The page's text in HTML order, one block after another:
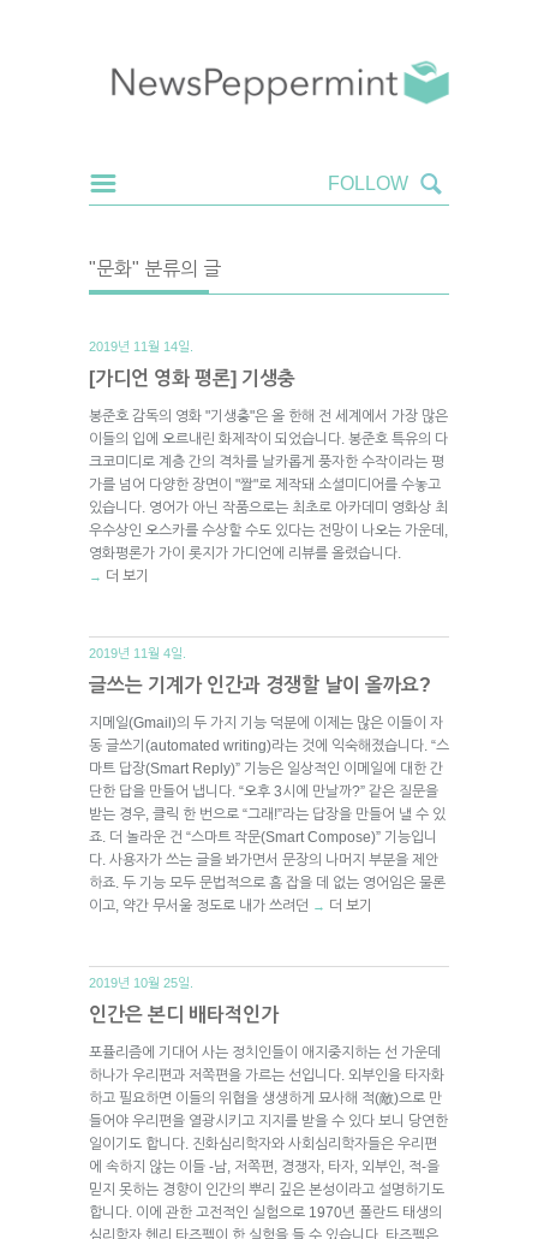
"문화" 분류의 글
2019년 11월 14일.
[가디언 영화 평론] 기생충
봉준호 감독의 영화 "기생충"은 올 한해 전 세계에서 가장 많은
이들의 입에 오르내린 화제작이 되었습니다. 봉준호 특유의 다
크코미디로 계층 간의 격차를 날카롭게 풍자한 수작이라는 평
가를 넘어 다양한 장면이 "짤"로 제작돼 소셜미디어를 수놓고
있습니다. 영어가 아닌 작품으로는 최초로 아카데미 영화상 최
우수상인 오스카를 수상할 수도 있다는 전망이 나오는 가운데,
영화평론가 가이 롯지가 가디언에 리뷰를 올렸습니다.
→ 더 보기
2019년 11월 4일.
글쓰는 기계가 인간과 경쟁할 날이 올까요?
지메일(Gmail)의 두 가지 기능 덕분에 이제는 많은 이들이 자
동 글쓰기(automated writing)라는 것에 익숙해졌습니다. “스
마트 답장(Smart Reply)” 기능은 일상적인 이메일에 대한 간
단한 답을 만들어 냅니다. “오후 3시에 만날까?” 같은 질문을
받는 경우, 클릭 한 번으로 “그래!”라는 답장을 만들어 낼 수 있
죠. 더 놀라운 건 “스마트 작문(Smart Compose)” 기능입니
다. 사용자가 쓰는 글을 봐가면서 문장의 나머지 부분을 제안
하죠. 두 기능 모두 문법적으로 흠 잡을 데 없는 영어임은 물론
이고, 약간 무서울 정도로 내가 쓰려던 → 더 보기
2019년 10월 25일.
인간은 본디 배타적인가
포퓰리즘에 기대어 사는 정치인들이 애지중지하는 선 가운데
하나가 우리편과 저쪽편을 가르는 선입니다. 외부인을 타자화
하고 필요하면 이들의 위협을 생생하게 묘사해 적(敵)으로 만
들어야 우리편을 열광시키고 지지를 받을 수 있다 보니 당연한
일이기도 합니다. 진화심리학자와 사회심리학자들은 우리편
에 속하지 않는 이들 -남, 저쪽편, 경쟁자, 타자, 외부인, 적-을
믿지 못하는 경향이 인간의 뿌리 깊은 본성이라고 설명하기도
합니다. 이에 관한 고전적인 실험으로 1970년 폴란드 태생의
심리학자 헨리 타즈펠이 한 실험을 들 수 있습니다. 타즈펠은